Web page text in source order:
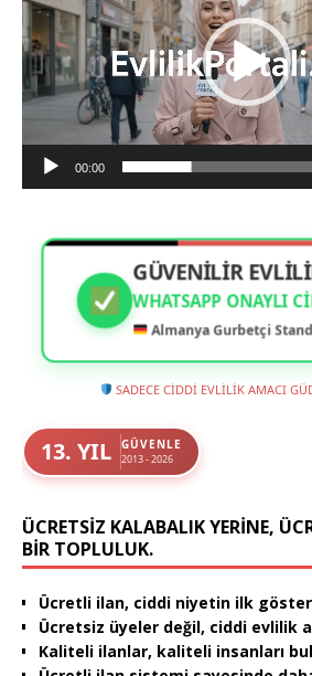
00:00
GÜVENİLİR
WHATSAPP ONAYLI
Almanya Gurbetçi
SADECE CİDDİ EVLİLİK AMACI
13. YIL GÜVENLE
2013 - 2026
ÜCRETSIZ KALABALIK YERINE,
BIR TOPLULUK.
Ücretli ilan, ciddi niyetin ilk
Ücretsiz üyeler değil, ciddi evlilik
Kaliteli ilanlar, kaliteli insanları